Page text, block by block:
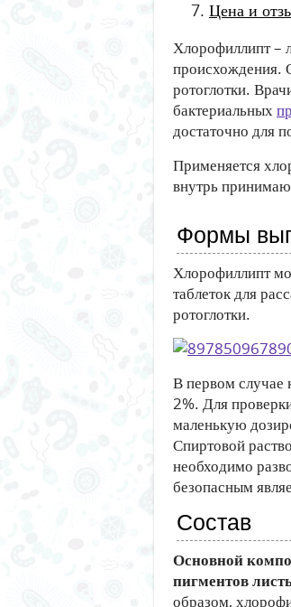
Цена и
Хлорофиллипт –
происхождения.
ротоглотки.
бактериальных
достаточно для
Применяется
внутрь
Формы
Хлорофиллипт
таблеток для
ротоглотки.
В первом случае
2%. Для
маленькую
Спиртовой
необходимо
безопасным
Состав
Основной
пигментов
образом,